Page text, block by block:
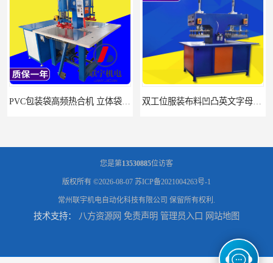
PVC包装袋高频热合机 立体袋焊接机 找联宇生产厂家 双工位服装布料凹凸英文字母压字机找联宇制造厂
汽车坐垫压纹压花机规格 单头大台面凹凸压花机 现货供应 浙江布料凹凸4d压纹机生产厂家 服装凹凸4d压纹植胶机 经济实惠
您是第13530885位访客
版权所有 ©2026-08-07 苏ICP备2021004263号-1
常州联宇机电自动化科技有限公司 保留所有权利.
技术支持： 八方资源网 免责声明 管理员入口 网站地图